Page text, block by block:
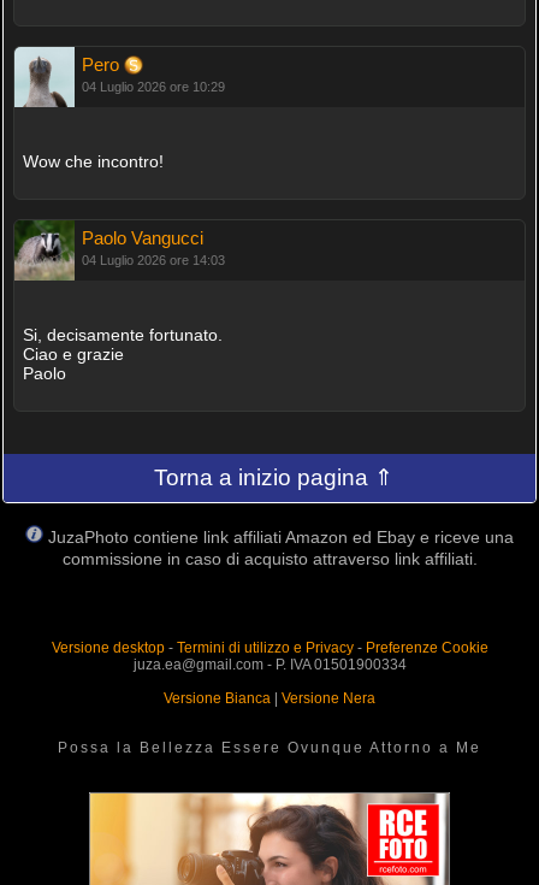
Pero
04 Luglio 2026 ore 10:29
Wow che incontro!
Paolo Vangucci
04 Luglio 2026 ore 14:03
Si, decisamente fortunato.
Ciao e grazie
Paolo
Torna a inizio pagina ⇑
JuzaPhoto contiene link affiliati Amazon ed Ebay e riceve una
commissione in caso di acquisto attraverso link affiliati.
Versione desktop- Termini di utilizzo e Privacy- Preferenze Cookie
juza.ea@gmail.com - P. IVA 01501900334
Versione Bianca
Versione Nera
Possa la Bellezza Essere Ovunque Attorno a Me